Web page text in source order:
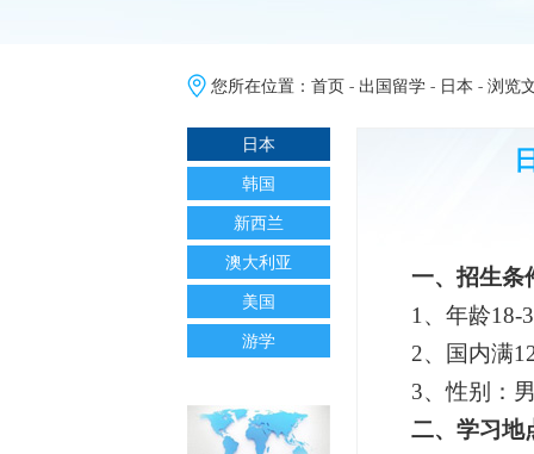
您所在位置： 首页 - 出国留学 - 日本 - 浏览
日本
韩国
新西兰
澳大利亚
美国
游学
一、招生条
1、 年龄18-
2、
国内满
3、性别：
二、 学习地